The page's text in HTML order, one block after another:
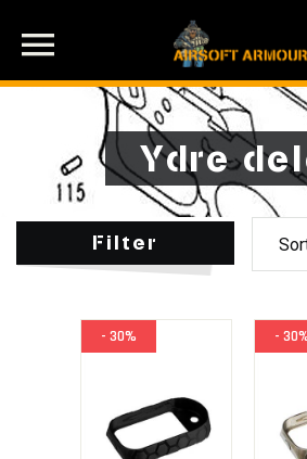
Ydre
Filter
- 30% -